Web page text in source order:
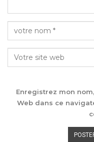
Enregistrez mon
Web dans ce